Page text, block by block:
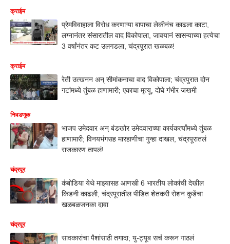
क्राईम
प्रेमविवाहाला विरोध करणाऱ्या बापाचा लेकीनंच काढला काटा,
लग्नानंतर संसारातील वाद विकोपाला, जावयानं सासऱ्याच्या हत्येचा
3 वर्षांनंतर कट उलगडला, चंद्रपूरात खळबळ!
क्राईम
रेती उत्खनन अन् सीमांकनाचा वाद विकोपाला; चंद्रपुरात दोन
गटांमध्ये तुंबळ हाणामारी; एकाचा मृत्यू, दोघे गंभीर जखमी
निवडणूक
भाजप उमेदवार अन् बंडखोर उमेदवाराच्या कार्यकर्त्यांमध्ये तुंबळ
हाणामारी; विनयभंगसह मारहाणीचा गुन्हा दाखल, चंद्रपूरातलं
राजकारण तापलं!
चंद्रपूर
कंबोडिया येथे माझ्यासह आणखी 6 भारतीय लोकांची देखील
किडनी काढली; चंद्रपूरातील पीडित शेतकरी रोशन कुडेंचा
खळबळजनका दावा
चंद्रपूर
सावकारांचा पैशांसाठी तगादा; यु-ट्यूब सर्च करून गाठलं